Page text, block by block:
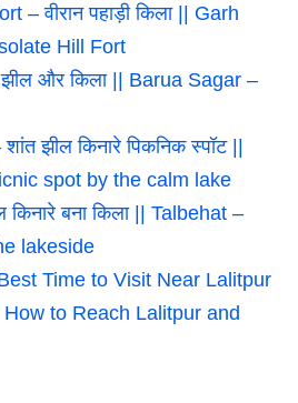
– वीरान पहाड़ी किला || Garh
Hill Fort
और किला || Barua Sagar –
झील किनारे पिकनिक स्पॉट ||
spot by the calm lake
बना किला || Talbehat –
lakeside
Time to Visit Near Lalitpur
to Reach Lalitpur and